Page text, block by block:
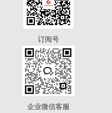
订阅号
企业微信客服